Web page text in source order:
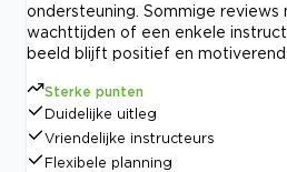
ondersteuning. Sommige reviews
wachttijden of een enkele
beeld blijft positief en motiverend.
Sterke punten
Duidelijke uitleg
Vriendelijke instructeurs
Flexibele planning